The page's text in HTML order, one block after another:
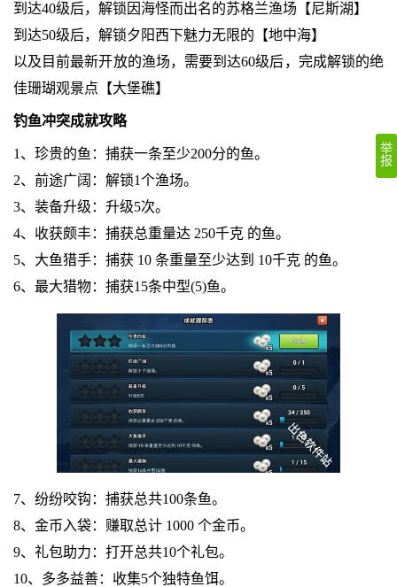
到达40级后，解锁因海怪而出名的苏格兰渔场【尼斯湖】
到达50级后，解锁夕阳西下魅力无限的【地中海】
以及目前最新开放的渔场，需要到达60级后，完成解锁的绝
佳珊瑚观景点【大堡礁】
钓鱼冲突成就攻略
1、珍贵的鱼：捕获一条至少200分的鱼。
2、前途广阔：解锁1个渔场。
3、装备升级：升级5次。
4、收获颇丰：捕获总重量达 250千克 的鱼。
5、大鱼猎手：捕获 10 条重量至少达到 10千克 的鱼。
6、最大猎物：捕获15条中型(5)鱼。
7、纷纷咬钩：捕获总共100条鱼。
8、金币入袋：赚取总计 1000 个金币。
9、礼包助力：打开总共10个礼包。
10、多多益善：收集5个独特鱼饵。
举
报